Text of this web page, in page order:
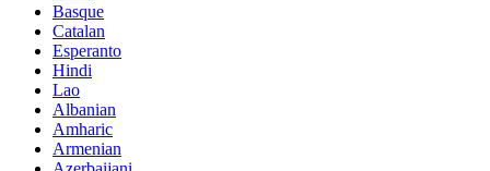
Basque
Catalan
Esperanto
Hindi
Lao
Albanian
Amharic
Armenian